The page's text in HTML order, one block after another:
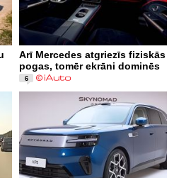
Arī Mercedes atgriezīs fiziskās
pogas, tomēr ekrāni dominēs
6